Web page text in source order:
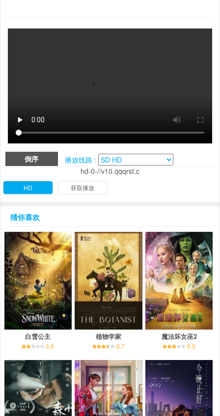
倒序
播放线路 :
hd-0-//v10.qqqrst.c
HD 获取播放
猜你喜欢
白雪公主
3.6
植物学家
6.7
魔法坏女巫2
5.5